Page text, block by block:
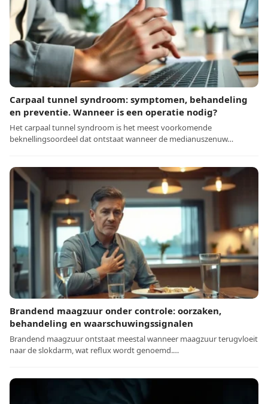
Carpaal tunnel syndroom: symptomen, behandeling
en preventie. Wanneer is een operatie nodig?
Het carpaal tunnel syndroom is het meest voorkomende
beknellingsoordeel dat ontstaat wanneer de medianuszenuw…
Brandend maagzuur onder controle: oorzaken,
behandeling en waarschuwingssignalen
Brandend maagzuur ontstaat meestal wanneer maagzuur terugvloeit
naar de slokdarm, wat reflux wordt genoemd.…